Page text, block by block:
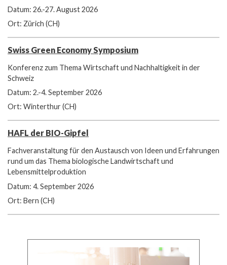
Datum: 26.-27. August 2026
Ort: Zürich (CH)
Swiss Green Economy Symposium
Konferenz zum Thema Wirtschaft und Nachhaltigkeit in der
Schweiz
Datum: 2.-4. September 2026
Ort: Winterthur (CH)
HAFL der BIO-Gipfel
Fachveranstaltung für den Austausch von Ideen und Erfahrungen
rund um das Thema biologische Landwirtschaft und
Lebensmittelproduktion
Datum: 4. September 2026
Ort: Bern (CH)